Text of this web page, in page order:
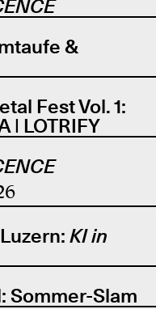
&
Fest Vol. 1:
| LOTRIFY
KI in
Sommer-Slam